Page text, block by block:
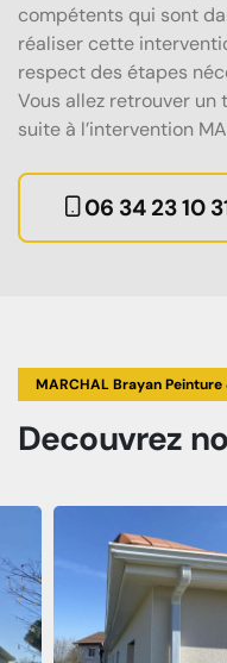
compétents qui sont
réaliser cette
respect des étapes
Vous allez retrouver
suite à l’intervention
06 34 23 10
MARCHAL Brayan Peinture
Decouvrez